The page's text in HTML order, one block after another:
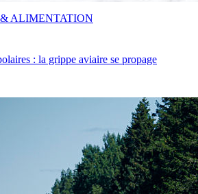
: la grippe aviaire se propage
ALIMENTATION